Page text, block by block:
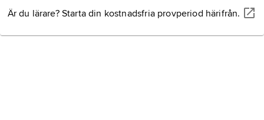
Är du lärare? Starta din kostnadsfria provperiod härifrån.